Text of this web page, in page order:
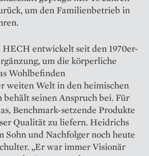
um den Familien­betrieb in
ent­wickelt seit den 1970er-
um die körperliche
Wohlbefinden
weiten Welt in den heimischen
seinen Anspruch bei. Für
Benchmark-setzende Produkte
Qualität zu liefern. Heidrichs
Sohn und Nachfolger noch heute
„Er war immer Visionär